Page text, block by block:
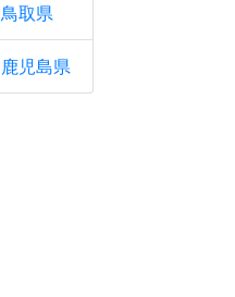
鳥取県
鹿児島県